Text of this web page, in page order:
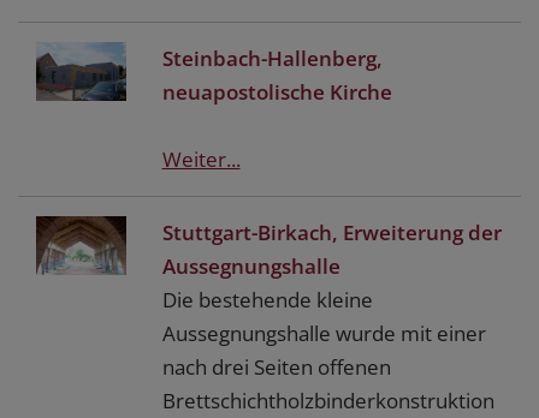
Steinbach-Hallenberg,
neuapostolische Kirche
Weiter...
Stuttgart-Birkach, Erweiterung der
Aussegnungshalle
Die bestehende kleine
Aussegnungshalle wurde mit einer
nach drei Seiten offenen
Brettschichtholzbinderkonstruktion